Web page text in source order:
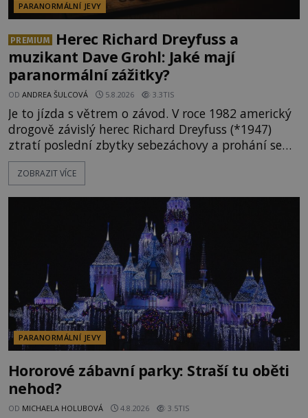
PARANORMÁLNÍ JEVY
PREMIUM
Herec Richard Dreyfuss a
muzikant Dave Grohl: Jaké mají
paranormální zážitky?
OD ANDREA ŠULCOVÁ 5.8.2026 3.3TIS
Je to jízda s větrem o závod. V roce 1982 americký
drogově závislý herec Richard Dreyfuss (*1947)
ztratí poslední zbytky sebezáchovy a prohání se
po silnicích ve svém mercedesu jako utržený ze
řetězu. Vše vyvrcholí katastrofou, když to Dreyfuss
následně nalezne schovaný kokain. Tímto
momentem se slavnému
ZOBRAZIT VÍCE
PARANORMÁLNÍ JEVY
Hororové zábavní parky: Straší tu oběti
nehod?
OD MICHAELA HOLUBOVÁ 4.8.2026 3.5TIS